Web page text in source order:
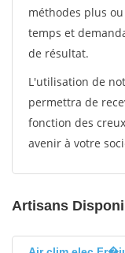
méthodes plus
temps et
de résultat.
L'utilisation de
permettra de
fonction des
avenir à votre
Artisans